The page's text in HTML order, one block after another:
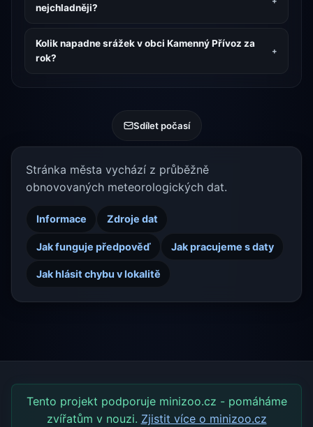
nejchladněji?
Kolik napadne srážek v obci Kamenný Přívoz za
rok?
Sdílet počasí
Stránka města vychází z průběžně
obnovovaných meteorologických dat.
Informace Zdroje dat
Jak funguje předpověď Jak pracujeme s daty
Jak hlásit chybu v lokalitě
Tento projekt podporuje minizoo.cz - pomáháme
zvířatům v nouzi. Zjistit více o minizoo.cz